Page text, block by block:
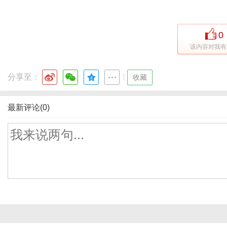
0
该内容对我
分享至： 收藏
最新评论(0)